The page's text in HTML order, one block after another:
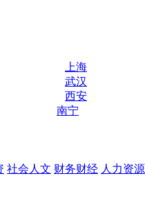
上海
武汉
西安
南宁
社会人文 财务财经 人力资源